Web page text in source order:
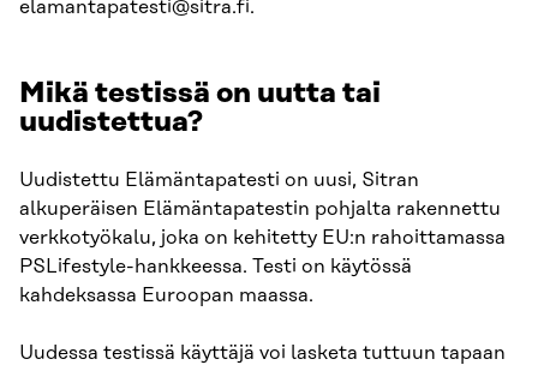
elamantapatesti@sitra.fi.
Mikä testissä on uutta tai
uudistettua?
Uudistettu Elämäntapatesti on uusi, Sitran
alkuperäisen Elämäntapatestin pohjalta rakennettu
verkkotyökalu, joka on kehitetty EU:n rahoittamassa
PSLifestyle-hankkeessa. Testi on käytössä
kahdeksassa Euroopan maassa.
Uudessa testissä käyttäjä voi lasketa tuttuun tapaan